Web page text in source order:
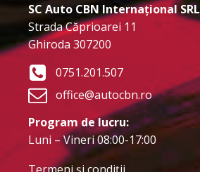
SC Auto CBN Internațional SRL
Strada Căprioarei 11
Ghiroda 307200
0751.201.507
office@autocbn.ro
Program de lucru:
Luni – Vineri 08:00-17:00